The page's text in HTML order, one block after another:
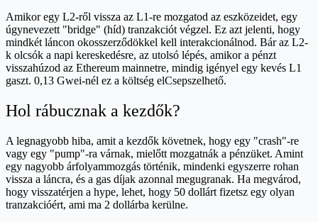
Amikor egy L2-ről vissza az L1-re mozgatod az eszközeidet, egy
úgynevezett "bridge" (híd) tranzakciót végzel. Ez azt jelenti, hogy
mindkét láncon okosszerződökkel kell interakcionálnod. Bár az L2-
k olcsók a napi kereskedésre, az utolsó lépés, amikor a pénzt
visszahúzod az Ethereum mainnetre, mindig igényel egy kevés L1
gaszt. 0,13 Gwei-nél ez a költség elCsepszelhető.
Hol rábucznak a kezdők?
A legnagyobb hiba, amit a kezdők követnek, hogy egy "crash"-re
vagy egy "pump"-ra várnak, mielőtt mozgatnák a pénzüket. Amint
egy nagyobb árfolyammozgás történik, mindenki egyszerre rohan
vissza a láncra, és a gas díjak azonnal megugranak. Ha megvárod,
hogy visszatérjen a hype, lehet, hogy 50 dollárt fizetsz egy olyan
tranzakcióért, ami ma 2 dollárba kerülne.